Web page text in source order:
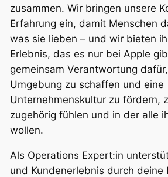
zusammen. Wir bringen unsere
Erfahrung ein, damit Menschen
was sie lieben – und wir bieten
Erlebnis, das es nur bei Apple
gemeinsam Verantwortung
Umgebung zu schaffen und eine
Unternehmenskultur zu fördern,
zugehörig fühlen und in der alle
wollen.
Als Operations Expert:in
und Kundenerlebnis durch deine